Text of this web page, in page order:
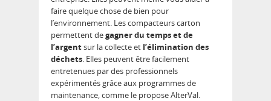
faire quelque chose de bien pour
l’environnement. Les compacteurs carton
permettent degagner du temps et de
l’argentsur la collecte et l’élimination des
déchets. Elles peuvent être facilement
entretenues par des professionnels
expérimentés grâce aux programmes de
maintenance, comme le propose AlterVal.